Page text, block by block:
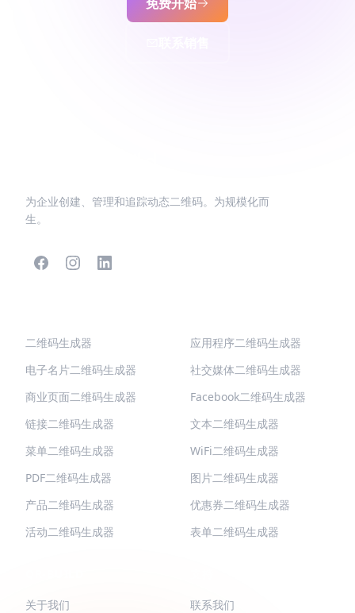
为企业创建、管理和追踪动态二维码。为规模化而
生。
二维码生成器
电子名片二维码生成器
商业页面二维码生成器
链接二维码生成器
菜单二维码生成器
PDF二维码生成器
产品二维码生成器
活动二维码生成器
应用程序二维码生成器
社交媒体二维码生成器
Facebook二维码生成器
文本二维码生成器
WiFi二维码生成器
图片二维码生成器
优惠券二维码生成器
表单二维码生成器
关于我们
联系我们